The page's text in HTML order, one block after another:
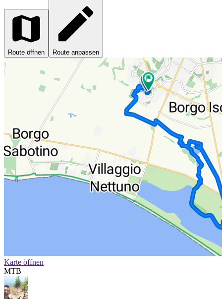
Route öffnen Route anpassen
Karte öffnen
MTB